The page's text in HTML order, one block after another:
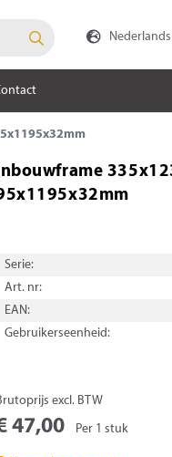
Serie:
Art. nr:
EAN:
Gebruikerseenheid:
excl. BTW
47,00 Per 1 stuk